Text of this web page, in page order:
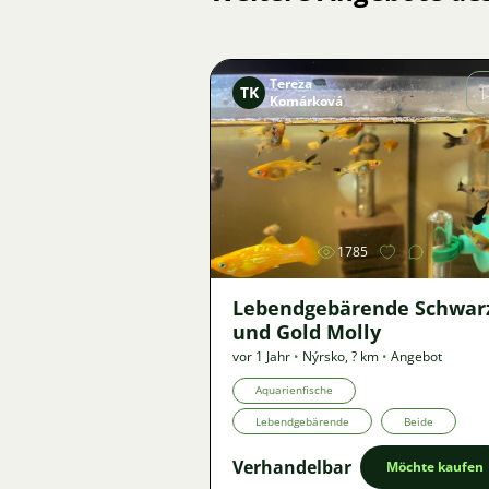
TK
Tereza
Komárková
1785
Lebendgebärende
und Gold Molly
vor 1 Jahr • Nýrsko,? km • Angebot
Aquarienfische
Lebendgebärende Beide
Verhandelbar Möchte kaufen